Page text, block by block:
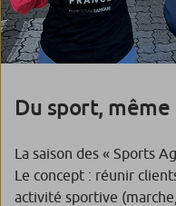
Du sport, même
La saison des « Sports
Le concept : réunir
activité sportive